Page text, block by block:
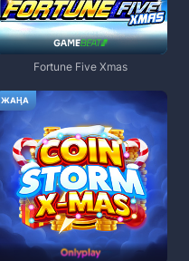
Fortune Five Xmas
ЖАҢА